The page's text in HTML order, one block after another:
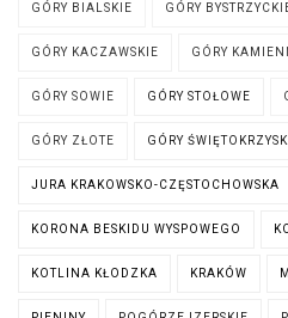
GÓRY BIALSKIE GÓRY
GÓRY KACZAWSKIE GÓRY
GÓRY SOWIE GÓRY STOŁOWE
GÓRY ZŁOTE GÓRY
JURA KRAKOWSKO-CZĘSTOCHOWSKA
KORONA BESKIDU WYSPOWEGO
KOTLINA KŁODZKA KRAKÓW